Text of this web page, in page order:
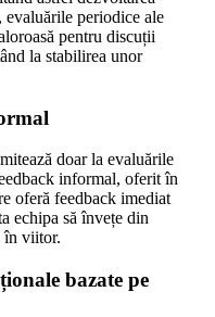
evaluările periodice ale
pentru discuții
la stabilirea unor
doar la evaluările
informal, oferit în
oferă feedback imediat
echipa să învețe din
în viitor.
bazate pe